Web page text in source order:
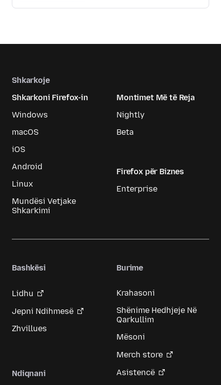
Shkarkoje
Shkarkoni Firefox-in
Windows
macOS
iOS
Android
Linux
Mundësi Vetjake
Shkarkimi
Montimet Më të Reja
Nightly
Beta
Firefox për Biznes
Enterprise
Bashkësi
Lidhu
Jepni Ndihmesë
Zhvillues
Burime
Krahasoni
Shënime Hedhjeje Në
Qarkullim
Mësoni
Merch store
Asistencë
Ndiqnani